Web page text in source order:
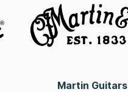
Martin Guitars